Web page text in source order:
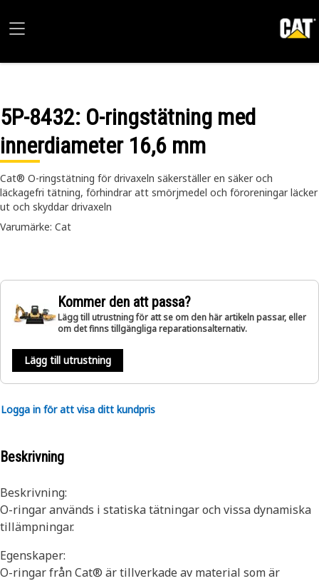
5P-8432: O-ringstätning med
innerdiameter 16,6 mm
Cat® O-ringstätning för drivaxeln säkerställer en säker och
läckagefri tätning, förhindrar att smörjmedel och föroreningar läcker
ut och skyddar drivaxeln
Varumärke: Cat
Kommer den att passa?
Lägg till utrustning för att se om den här artikeln passar, eller
om det finns tillgängliga reparationsalternativ.
Lägg till utrustning
Logga in för att visa ditt kundpris
Beskrivning
Beskrivning:
O-ringar används i statiska tätningar och vissa dynamiska
tillämpningar.
Egenskaper:
O-ringar från Cat® är tillverkade av material som är